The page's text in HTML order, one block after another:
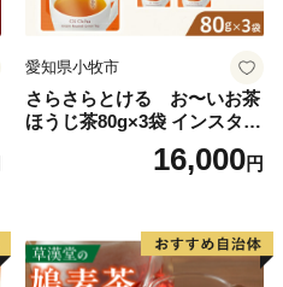
愛知県小牧市
さらさらとける お〜いお茶
ほうじ茶80g×3袋 インスタン
トほうじ茶 粉末ほうじ茶 粉
末茶 おーいお茶 粉末緑茶
16,000円